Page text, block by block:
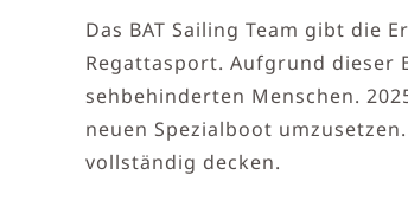
Das BAT Sailing Team gibt
Regattasport. Aufgrund dieser
sehbehinderten Menschen.
neuen Spezialboot
vollständig decken.